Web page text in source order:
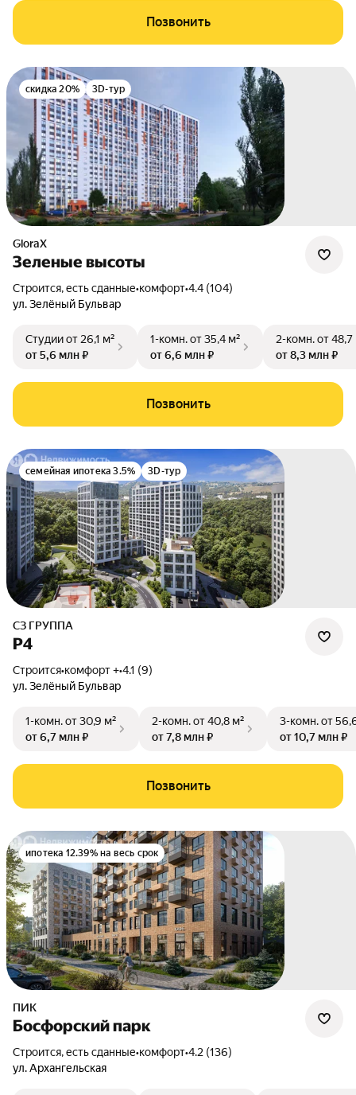
Позвонить
скидка 20% 3D-тур
GloraX
Зеленые высоты
Строится, есть сданные•комфорт•4.4 (104)
ул. Зелёный Бульвар
Студииот 26,1 м²
от 5,6 млн ₽
1-комн.от 35,4 м²
от 6,6 млн ₽
2-комн.от 48,7
от 8,3 млн ₽
Позвонить
семейная ипотека 3.5% 3D-тур
СЗ ГРУППА
Р4
Строится•комфорт +•4.1 (9)
ул. Зелёный Бульвар
1-комн.от 30,9 м²
от 6,7 млн ₽
2-комн.от 40,8 м²
от 7,8 млн ₽
3-комн.от
от 10,7 млн ₽
Позвонить
ипотека 12.39% на весь срок
ПИК
Босфорский парк
Строится, есть сданные•комфорт•4.2 (136)
ул. Архангельская